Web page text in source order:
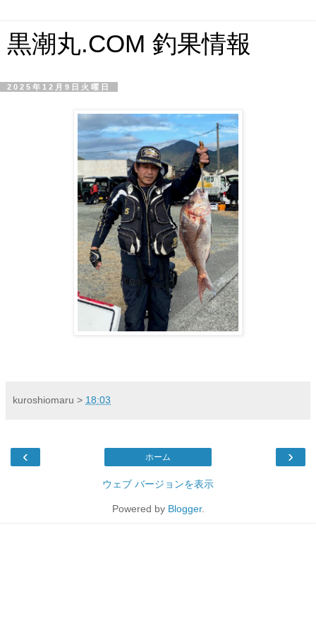
黒潮丸.COM 釣果情報
2025年12月9日火曜日
kuroshiomaru > 18:03
‹ ›
ホーム
ウェブ バージョンを表示
Powered by Blogger.